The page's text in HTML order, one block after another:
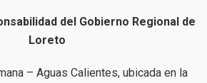
del Gobierno Regional de
Loreto
– Aguas Calientes, ubicada en la